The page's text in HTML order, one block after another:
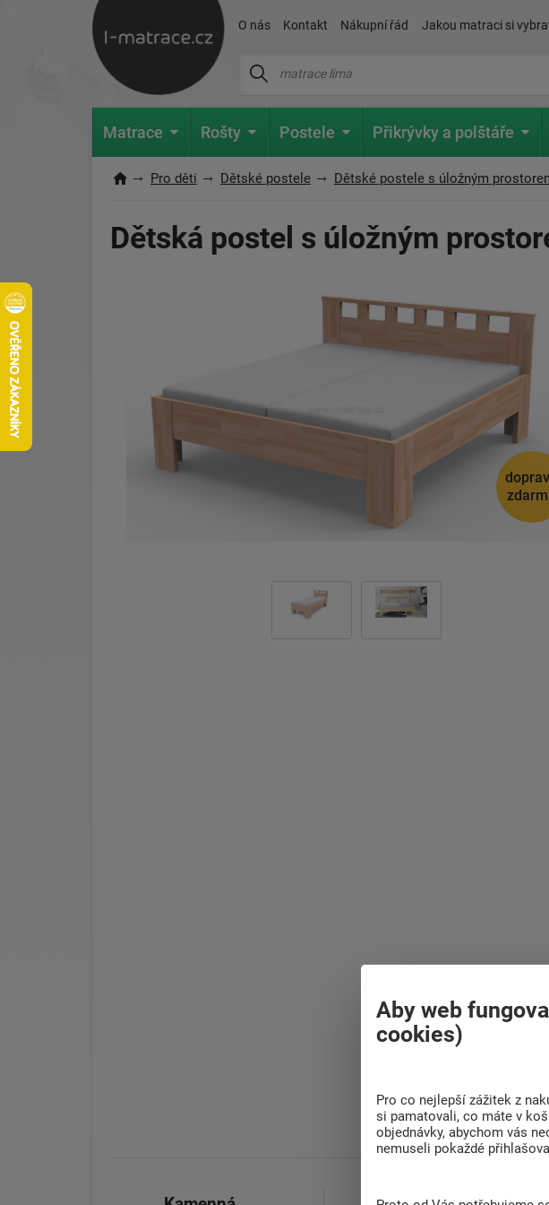
O nás Kontakt Nákupní řád Jakou matraci si
Matrace Rošty Postele Přikrývky a polštáře
Pro děti Dětské postele Dětské postele s úložným
Dětská postel s úložným
Doprava
Aby web
cookies)
Pro co nejlepší zážitek z
si pamatovali, co máte v
objednávky, abychom vás
nemuseli pokaždé